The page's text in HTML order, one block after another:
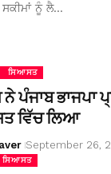
ਨੂੰ ਲੈ…
ਸਿਆਸਤ
ਪੰਜਾਬ ਭਾਜਪਾ
ਵਿੱਚ ਲਿਆ
September 26,
ਸਿਆਸਤ